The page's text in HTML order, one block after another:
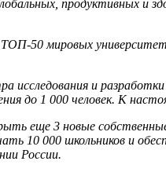
продуктивных и
50 мировых
исследования и
до 1 000 человек. К
еще 3 новые
10 000 школьников и
России.